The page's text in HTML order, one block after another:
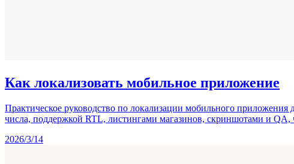
Как локализовать мобильное приложение
Практическое руководство по локализации мобильного
числа, поддержкой RTL, листингами магазинов, скриншотами и
2026/3/14